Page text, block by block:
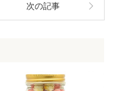
次の記事